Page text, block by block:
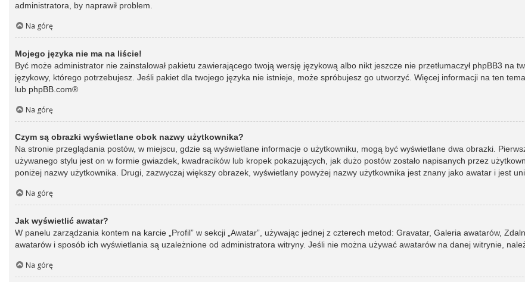
administratora, by naprawił problem.
Na górę
Mojego języka nie ma na liście!
Być może administrator nie zainstalował pakietu zawierającego twoją wersję językową albo nikt jeszcze nie przetłumaczył phpBB3
językowy, którego potrzebujesz. Jeśli pakiet dla twojego języka nie istnieje, może spróbujesz go utworzyć. Więcej informacji na ten
lub phpBB.com®
Na górę
Czym są obrazki wyświetlane obok nazwy użytkownika?
Na stronie przeglądania postów, w miejscu, gdzie są wyświetlane informacje o użytkowniku, mogą być wyświetlane dwa obrazki.
używanego stylu jest on w formie gwiazdek, kwadracików lub kropek pokazujących, jak dużo postów zostało napisanych przez
poniżej nazwy użytkownika. Drugi, zazwyczaj większy obrazek, wyświetlany powyżej nazwy użytkownika jest znany jako awatar i jest
Na górę
Jak wyświetlić awatar?
W panelu zarządzania kontem na karcie „Profil” w sekcji „Awatar”, używając jednej z czterech metod: Gravatar, Galeria awatarów,
awatarów i sposób ich wyświetlania są uzależnione od administratora witryny. Jeśli nie można używać awatarów na danej witrynie,
Na górę